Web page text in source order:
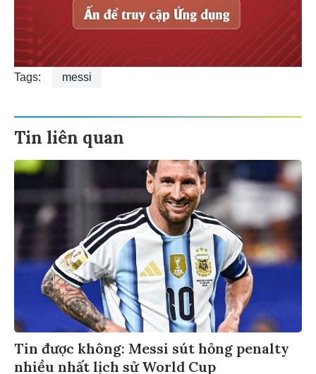
Tags: messi
Tin liên quan
Tin được không: Messi sút hỏng penalty
nhiều nhất lịch sử World Cup